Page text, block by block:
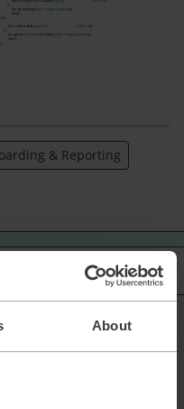
About
& Reporting
Oldest first
Forum|Forum|2 months ago
geleden gesteld.